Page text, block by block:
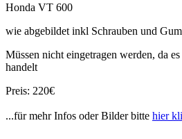
Honda VT 600
wie abgebildet inkl Schrauben und
Müssen nicht eingetragen werden, da
handelt
Preis: 220€
...für mehr Infos oder Bilder bitte hier